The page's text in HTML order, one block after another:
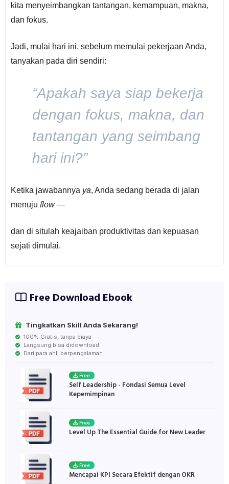
kita menyeimbangkan tantangan, kemampuan, makna,
dan fokus.
Jadi, mulai hari ini, sebelum memulai pekerjaan Anda,
tanyakan pada diri sendiri:
“Apakah saya siap bekerja
dengan fokus, makna, dan
tantangan yang seimbang
hari ini?”
Ketika jawabannya ya, Anda sedang berada di jalan
menuju flow—
dan di situlah keajaiban produktivitas dan kepuasan
sejati dimulai.
Free Download Ebook
Tingkatkan Skill Anda Sekarang!
100% Gratis, tanpa biaya
Langsung bisa didownload
Dari para ahli berpengalaman
Free
Self Leadership - Fondasi Semua Level
Kepemimpinan
Free
Level Up The Essential Guide for New Leader
Free
Mencapai KPI Secara Efektif dengan OKR